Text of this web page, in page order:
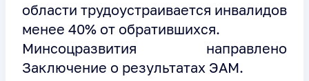
области трудоустраивается инвалидов
менее 40% от обратившихся.
Минсоцразвития направлено
Заключение о результатах ЭАМ.